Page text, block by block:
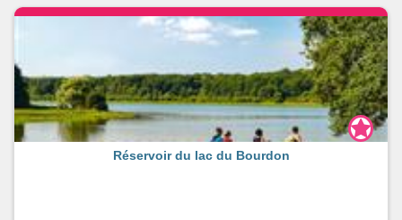
Réservoir du lac du Bourdon